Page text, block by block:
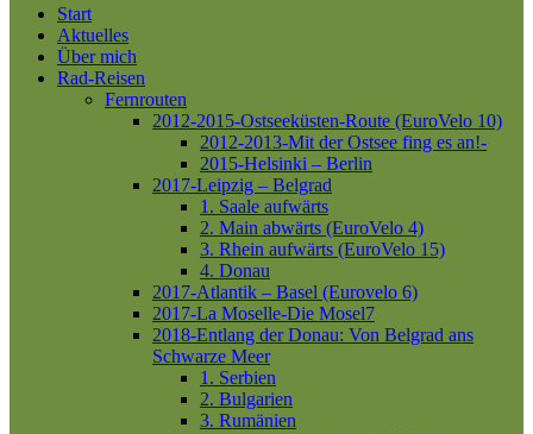
Close
Menu
Start
Aktuelles
Über mich
Rad-Reisen
Fernrouten
2012-2015-Ostseeküsten-Route (EuroVelo 10)
2012-2013-Mit der Ostsee fing es an!-
2015-Helsinki – Berlin
2017-Leipzig – Belgrad
1. Saale aufwärts
2. Main abwärts (EuroVelo 4)
3. Rhein aufwärts (EuroVelo 15)
4. Donau
2017-Atlantik – Basel (Eurovelo 6)
2017-La Moselle-Die Mosel7
2018-Entlang der Donau: Von Belgrad ans
Schwarze Meer
1. Serbien
2. Bulgarien
3. Rumänien